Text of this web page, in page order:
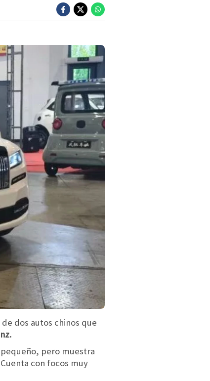
dos autos chinos que
pero muestra
con focos muy